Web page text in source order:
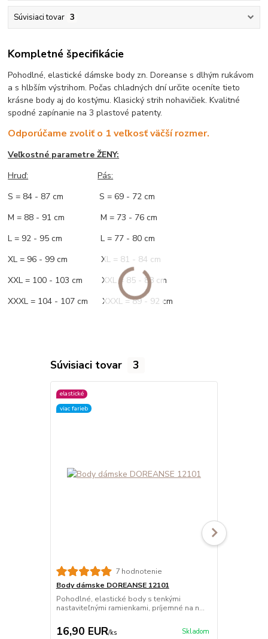
Súvisiaci tovar 3
Kompletné špecifikácie
Pohodlné, elastické dámske body zn. Doreanse s dlhým rukávom
a s hlbším výstrihom. Počas chladných dní určite oceníte tieto
krásne body aj do kostýmu. Klasický strih nohavičiek. Kvalitné
spodné zapínanie na 3 plastové patenty.
Odporúčame zvoliť o 1 veľkosť väčší rozmer.
Veľkostné parametre ŽENY:
Hruď:
Pás:
S = 84 - 87 cm S = 69 - 72 cm
M = 88 - 91 cm M = 73 - 76 cm
L = 92 - 95 cm L = 77 - 80 cm
XL = 96 - 99 cm XL = 81 - 84 cm
XXL = 100 - 103 cm XXL = 85 - 88 cm
XXXL = 104 - 107 cm XXXL = 89 - 92 cm
Súvisiaci tovar 3
elastické
viac farieb
7 hodnotenie
Body dámske DOREANSE 12101
Pohodlné, elastické body s tenkými
nastaviteľnými ramienkami, príjemné na n...
16,90 EUR/ks Skladom